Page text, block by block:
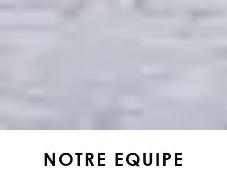
NOTRE EQUIPE